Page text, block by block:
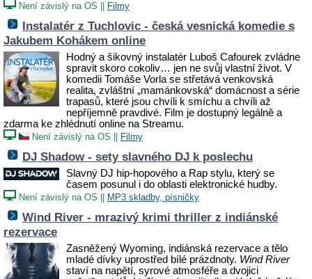
Není závislý na OS Filmy
Instalatér z Tuchlovic - česká vesnická komedie s
Jakubem Kohákem online
Hodný a šikovný instalatér Luboš Cafourek zvládne
spravit skoro cokoliv… jen ne svůj vlastní život. V
komedii Tomáše Vorla se střetává venkovská
realita, zvláštní „mamánkovská“ domácnost a série
trapasů, které jsou chvíli k smíchu a chvíli až
nepříjemně pravdivé. Film je dostupný legálně a
zdarma ke zhlédnutí online na Streamu.
Není závislý na OS Filmy
DJ Shadow - sety slavného DJ k poslechu
Slavný DJ hip-hopového a Rap stylu, který se
časem posunul i do oblasti elektronické hudby.
Není závislý na OS MP3 skladby, písničky
Wind River - mrazivý krimi thriller z indiánské
rezervace
Zasněžený Wyoming, indiánská rezervace a tělo
mladé dívky uprostřed bílé prázdnoty. Wind River
staví na napětí, syrové atmosféře a dvojici